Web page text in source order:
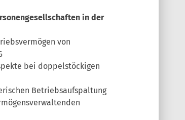
in der
von
bei doppelstöckigen
Betriebsaufspaltung